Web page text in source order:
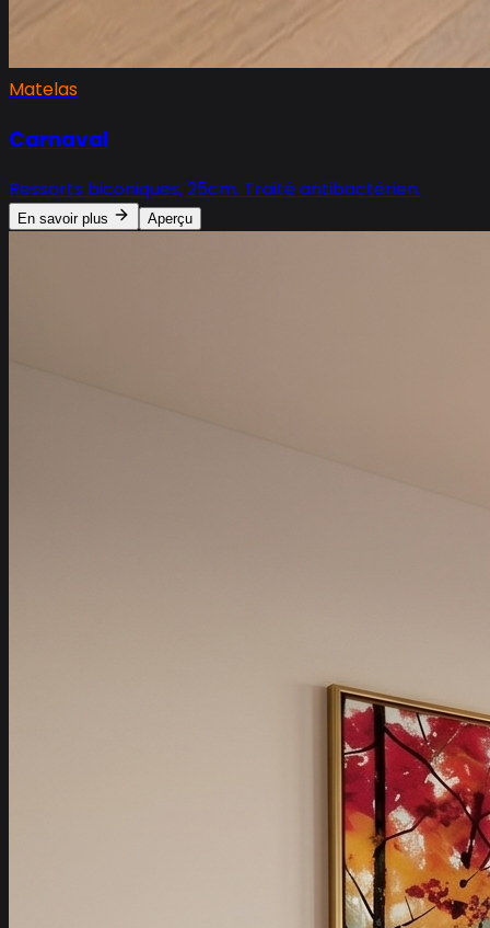
Matelas
Carnaval
Ressorts biconiques, 25cm. Traité antibactérien.
En savoir plus Aperçu